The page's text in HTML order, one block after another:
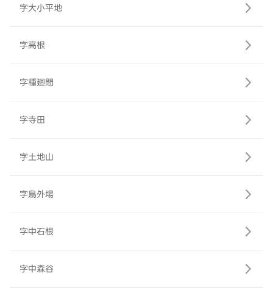
字大小平地
字高根
字種廻間
字寺田
字土地山
字鳥外場
字中石根
字中森谷